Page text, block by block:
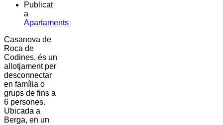
Publicat
a
Apartaments
Casanova de
Roca de
Codines, és un
allotjament per
desconnectar
en família o
grups de fins a
6 persones.
Ubicada a
Berga, en un